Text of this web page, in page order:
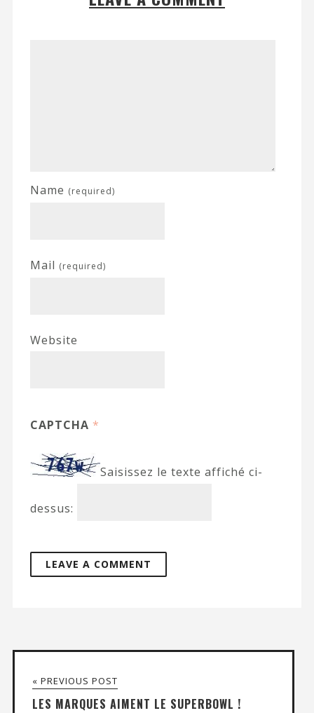
Name (required)
Mail (required)
Website
CAPTCHA *
Saisissez le texte affiché ci-
dessus:
« PREVIOUS POST
LES MARQUES AIMENT LE SUPERBOWL !